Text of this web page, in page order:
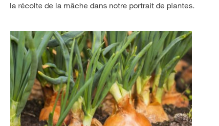
la récolte de la mâche dans notre portrait de plantes.